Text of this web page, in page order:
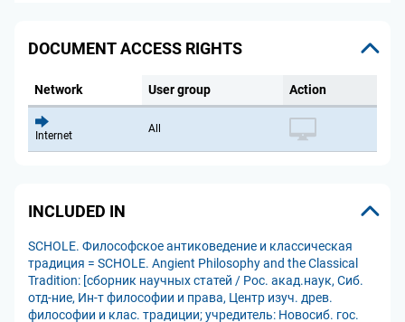
DOCUMENT ACCESS RIGHTS
Network User group Action
Internet
All
INCLUDED IN
SCHOLE. Философское антиковедение и классическая
традиция = SCHOLE. Angient Philosophy and the Classical
Tradition: [сборник научных статей / Рос. акад.наук, Сиб.
отд-ние, Ин-т философии и права, Центр изуч. древ.
философии и клас. традиции; учредитель: Новосиб. гос.